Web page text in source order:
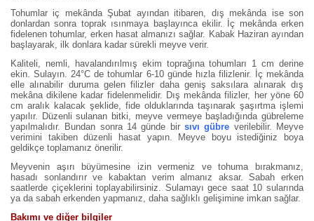
Tohumlar iç mekânda Şubat ayından itibaren, dış mekânda ise son
donlardan sonra toprak ısınmaya başlayınca ekilir. İç mekânda erken
fidelenen tohumlar, erken hasat almanızı sağlar. Kabak Haziran ayından
başlayarak, ilk donlara kadar sürekli meyve verir.
Kaliteli, nemli, havalandırılmış ekim toprağına tohumları 1 cm derine
ekin. Sulayın. 24°C de tohumlar 6-10 günde hızla filizlenir. İç mekânda
elle alınabilir duruma gelen filizler daha geniş saksılara alınarak dış
mekâna dikilene kadar fidelenmelidir. Dış mekânda filizler, her yöne 60
cm aralık kalacak şeklide, fide olduklarında taşınarak şaşırtma işlemi
yapılır. Düzenli sulanan bitki, meyve vermeye başladığında gübreleme
yapılmalıdır. Bundan sonra 14 günde bir sıvı gübre verilebilir. Meyve
verimini takiben düzenli hasat yapın. Meyve boyu istediğiniz boya
geldikçe toplamanız önerilir.
Meyvenin aşırı büyümesine izin vermeniz ve tohuma bırakmanız,
hasadı sonlandırır ve kabaktan verim almanız aksar. Sabah erken
saatlerde çiçeklerini toplayabilirsiniz. Sulamayı gece saat 10 sularında
ya da sabah erkenden yapmanız, daha sağlıklı gelişimine imkan sağlar.
Bakımı ve diğer bilgiler